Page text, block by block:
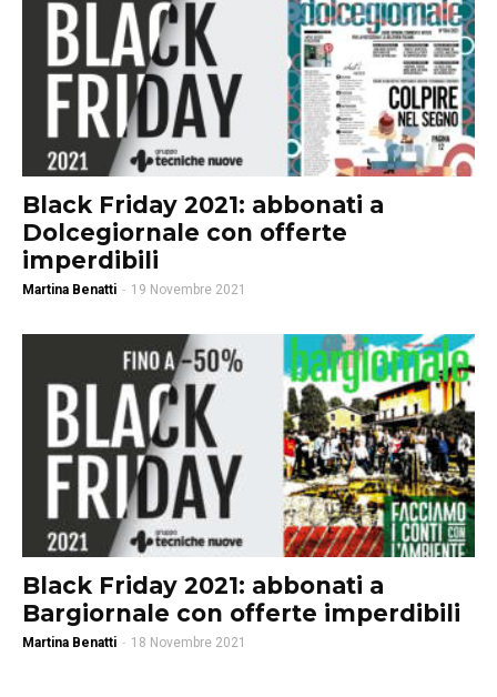
Black Friday 2021: abbonati a
Dolcegiornale con offerte
imperdibili
Martina Benatti - 19 Novembre 2021
Black Friday 2021: abbonati a
Bargiornale con offerte imperdibili
Martina Benatti - 18 Novembre 2021